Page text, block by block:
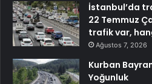
İstanbul’da
22 Temmuz
trafik var,
Ağustos 7, 2026
Kurban
Yoğunluk